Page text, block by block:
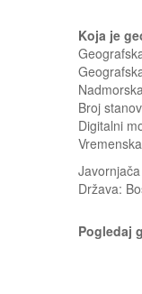
Koja je
Broj
Digitalni
Javornjača
Država:
Pogledaj